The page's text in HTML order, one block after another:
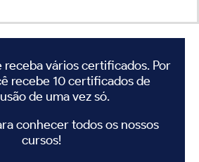
receba vários certificados. Por
recebe 10 certificados de
de uma vez só.
conhecer todos os nossos
cursos!